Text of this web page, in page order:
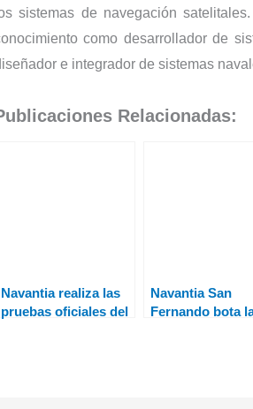
sistemas de navegación
como desarrollador de
e integrador de sistemas
Relacionadas:
Navantia realiza las
pruebas oficiales del
Navantia San
Fernando bota